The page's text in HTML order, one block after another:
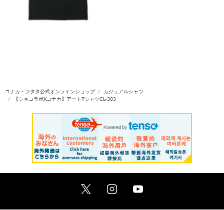
コナカ・フタタ公式オンラインショップ
カジュアルシャツ
【ショコラボXコナカ】アートTシャツCL-303